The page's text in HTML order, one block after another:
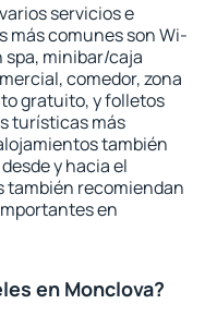
servicios e
más comunes son Wi-
spa, minibar/caja
comedor, zona
gratuito, y folletos
turísticas más
también
y hacia el
también recomiendan
en
en Monclova?